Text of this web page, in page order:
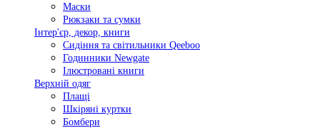
Маски
Рюкзаки та сумки
Інтер'єр, декор, книги
Сидіння та світильники Qeeboo
Годинники Newgate
Ілюстровані книги
Верхній одяг
Плащі
Шкіряні куртки
Бомбери